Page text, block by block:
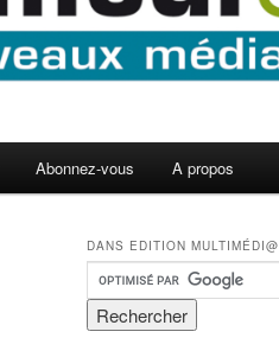
Abonnez-vous A propos
DANS EDITION MULTIMÉDI@